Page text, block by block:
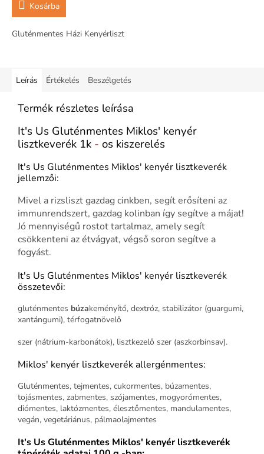
Kosárba
Gluténmentes Házi Kenyérliszt
Leírás Értékelés Beszélgetés
Termék részletes leírása
It's Us Gluténmentes Miklos' kenyér
lisztkeverék 1k - os kiszerelés
It's Us Gluténmentes Miklos' kenyér lisztkeverék
jellemzői:
Mivel a rizsliszt gazdag cinkben, segít erősíteni az
immunrendszert, gazdag kolinban így segítve a májat!
Jó mennyiségű rostot tartalmaz, amely segít
csökkenteni az étvágyat, végső soron segítve a
fogyást.
It's Us Gluténmentes Miklos' kenyér lisztkeverék
összetevői:
gluténmentes búzakeményítő, dextróz, stabilizátor (guargumi,
xantángumi), térfogatnövelő
szer (nátrium-karbonátok), lisztkezelő szer (aszkorbinsav).
Miklos' kenyér lisztkeverék allergénmentes:
Gluténmentes, tejmentes, cukormentes, búzamentes,
tojásmentes, zabmentes, szójamentes, mogyorómentes,
diómentes, laktózmentes, élesztőmentes, mandulamentes,
vegán, vegetáriánus, pálmaolajmentes
It's Us Gluténmentes Miklos' kenyér lisztkeverék